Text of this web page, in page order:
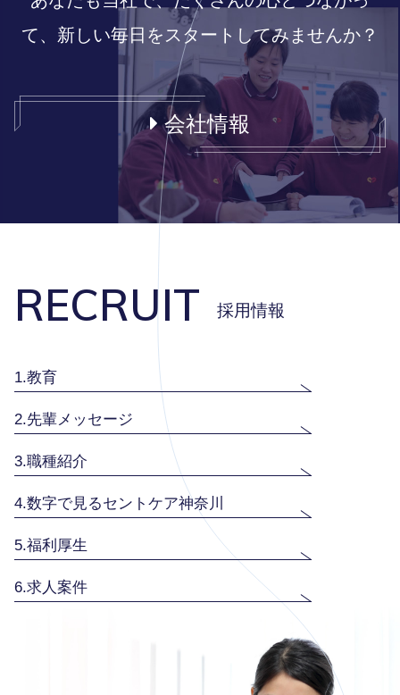
て、新しい毎日をスタートしてみませんか？
会社情報
RECRUIT 採用情報
1.教育
2.先輩メッセージ
3.職種紹介
4.数字で見るセントケア神奈川
5.福利厚生
6.求人案件